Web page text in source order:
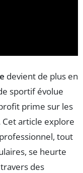
devient de plus en
sportif évolue
prime sur les
article explore
tout
se heurte
des